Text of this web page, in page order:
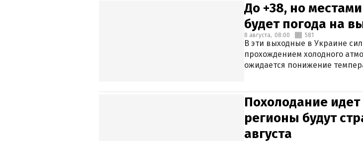
До +38, но
будет погода на
8 августа, 08:00 581
В эти выходные в Украине
прохождением холодного
ожидается понижение
Похолодание
регионы будут
августа